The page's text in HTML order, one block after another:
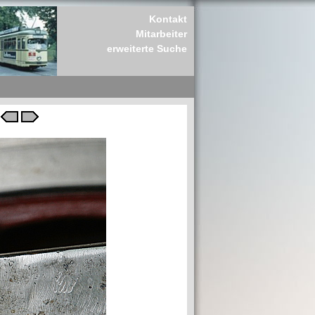
Kontakt
Mitarbeiter
erweiterte Suche